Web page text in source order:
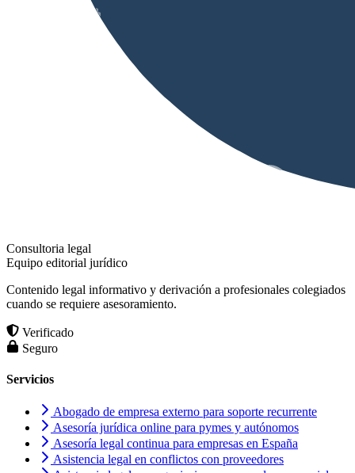
Consultoria legal
Equipo editorial jurídico
Contenido legal informativo y derivación a profesionales colegiados
cuando se requiere asesoramiento.
Verificado
Seguro
Servicios
Abogado de empresa externo para soporte recurrente
Asesoría jurídica online para pymes y autónomos
Asesoría legal continua para empresas en España
Asistencia legal en conflictos con proveedores